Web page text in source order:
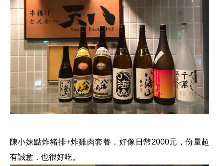
陳小妹點炸豬排+炸雞肉套餐，好像日幣2000元，份量超
有誠意，也很好吃。